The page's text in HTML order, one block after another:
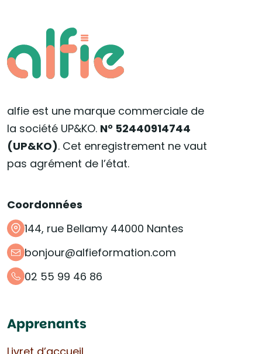
alfie est une marque commerciale de
la société UP&KO. N° 52440914744
(UP&KO). Cet enregistrement ne vaut
pas agrément de l’état.
Coordonnées
144, rue Bellamy 44000 Nantes
bonjour@alfieformation.com
02 55 99 46 86
Apprenants